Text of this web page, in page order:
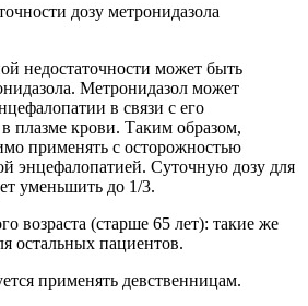
дозу метронидазола
недостаточности может быть
Метронидазол может
в связи с его
крови. Таким образом,
применять с осторожностью
энцефалопатией. Суточную дозу для
уменьшить до 1/3.
возраста (старше 65 лет): такие же
остальных пациентов.
применять девственницам.